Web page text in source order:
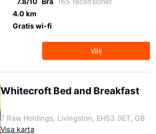
4.0 km
Gratis wi-fi
Välj
Whitecroft Bed and Breakfast
7 Raw Holdings, Livingston, EH53 0ET, GB
Visa karta